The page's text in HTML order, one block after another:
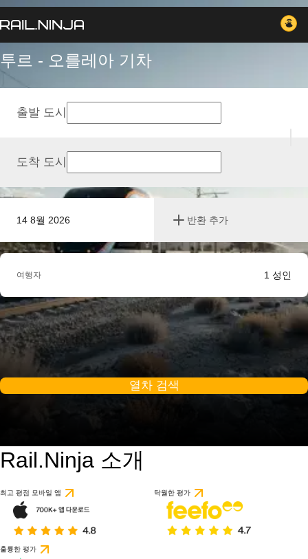
투르 - 오를레아 기차
14 8월 2026 반환 추가
출발 도시
도착 도시
여행자 1 성인
열차 검색
Rail.Ninja 소개
최고 평점 모바일 앱 탁월한 평가
훌륭한 평가